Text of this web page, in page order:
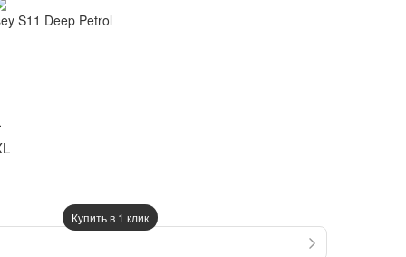
S11 Deep Petrol
Купить в 1 клик